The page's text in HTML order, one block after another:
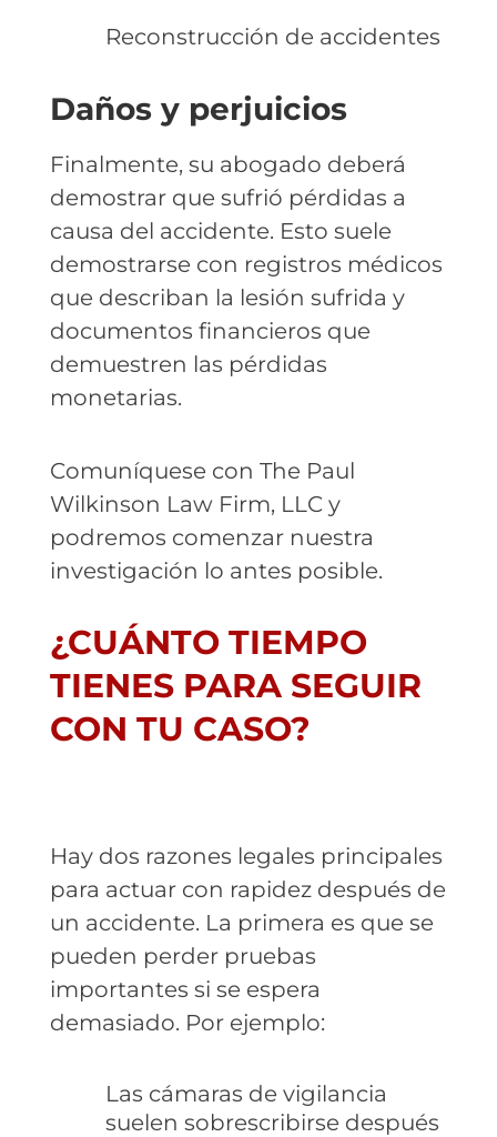
Reconstrucción de accidentes
Daños y perjuicios
Finalmente, su abogado deberá
demostrar que sufrió pérdidas a
causa del accidente. Esto suele
demostrarse con registros médicos
que describan la lesión sufrida y
documentos financieros que
demuestren las pérdidas
monetarias.
Comuníquese con The Paul
Wilkinson Law Firm, LLC y
podremos comenzar nuestra
investigación lo antes posible.
¿CUÁNTO TIEMPO
TIENES PARA SEGUIR
CON TU CASO?
Hay dos razones legales principales
para actuar con rapidez después de
un accidente. La primera es que se
pueden perder pruebas
importantes si se espera
demasiado. Por ejemplo:
Las cámaras de vigilancia
suelen sobrescribirse después